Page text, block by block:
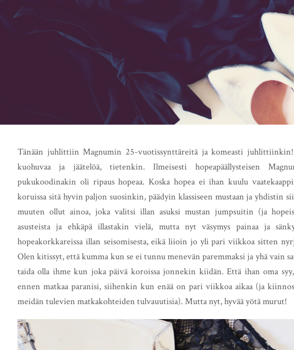
Tänään juhlittiin Magnumin 25-vuotissynttäreitä ja komeasti
kuohuvaa ja jäätelöä, tietenkin. Ilmeisesti hopeapäällysteisen
pukukoodinakin oli ripaus hopeaa. Koska hopea ei ihan kuulu
koruissa sitä hyvin paljon suosinkin, päädyin klassiseen mustaan ja yhdistin
muuten ollut ainoa, joka valitsi illan asuksi mustan jumpsuitin (ja
asusteista ja ehkäpä illastakin vielä, mutta nyt väsymys painaa ja
hopeakorkkareissa illan seisomisesta, eikä liioin jo yli pari viikkoa sitten
Olen kitissyt, että kumma kun se ei tunnu menevän paremmaksi ja yhä vain
taida olla ihme kun joka päivä koroissa jonnekin kiidän. Että ihan oma
ennen matkaa paranisi, siihenkin kun enää on pari viikkoa aikaa (ja
meidän tulevien matkakohteiden tulvauutisia). Mutta nyt, hyvää yötä murut!